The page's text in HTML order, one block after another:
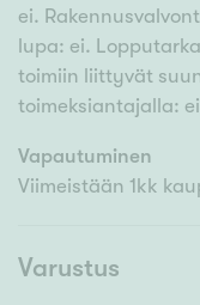
ei.
lupa: ei.
toimiin liittyvät
toimeksiantajalla: ei
Vapautuminen
Viimeistään 1kk
Varustus